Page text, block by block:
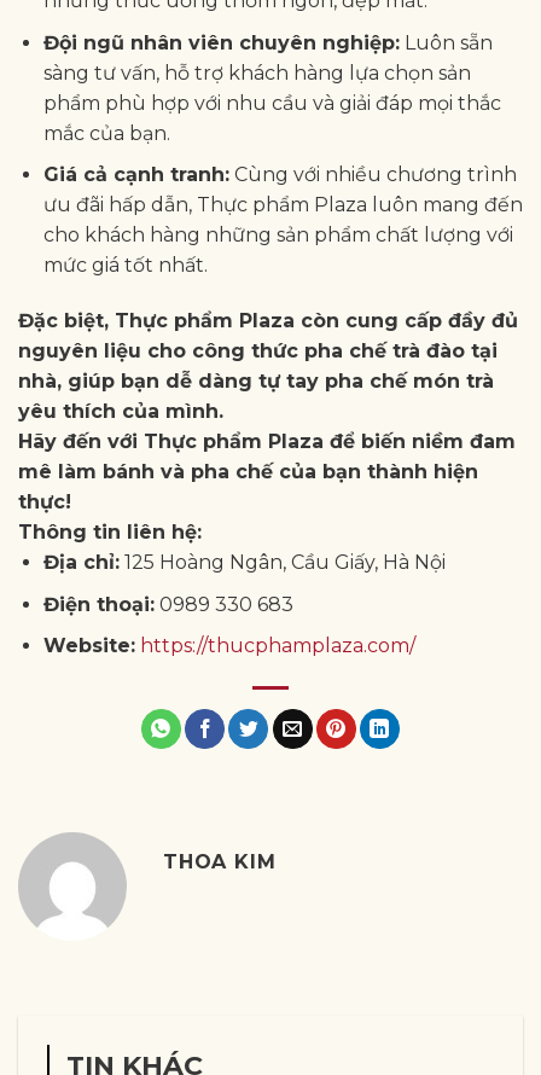
Đội ngũ nhân viên chuyên nghiệp:Luôn sẵn
sàng tư vấn, hỗ trợ khách hàng lựa chọn sản
phẩm phù hợp với nhu cầu và giải đáp mọi thắc
mắc của bạn.
Giá cả cạnh tranh:Cùng với nhiều chương trình
ưu đãi hấp dẫn, Thực phẩm Plaza luôn mang đến
cho khách hàng những sản phẩm chất lượng với
mức giá tốt nhất.
Đặc biệt, Thực phẩm Plaza còn cung cấp đầy đủ
nguyên liệu cho công thức pha chế trà đào tại
nhà, giúp bạn dễ dàng tự tay pha chế món trà
yêu thích của mình.
Hãy đến với Thực phẩm Plaza để biến niềm đam
mê làm bánh và pha chế của bạn thành hiện
thực!
Thông tin liên hệ:
Địa chỉ:125 Hoàng Ngân, Cầu Giấy, Hà Nội
Điện thoại:0989 330 683
Website: https://thucphamplaza.com/
THOA KIM
TIN KHÁC